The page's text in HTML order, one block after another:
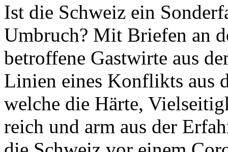
Ist die Schweiz ein
Umbruch? Mit Briefen an
betroffene Gastwirte aus
Linien eines Konflikts aus
welche die Härte,
reich und arm aus der